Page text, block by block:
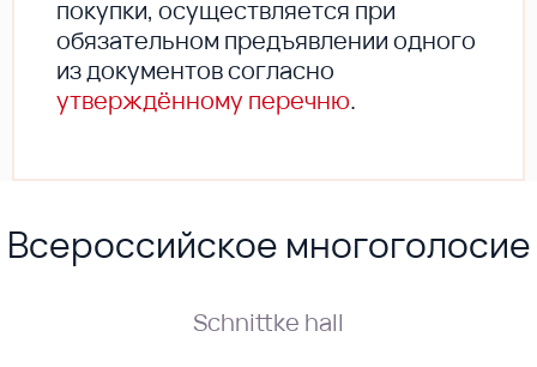
покупки, осуществляется при
обязательном предъявлении одного
из документов согласно
утверждённому перечню.
Всероссийское многоголосие
Schnittke hall